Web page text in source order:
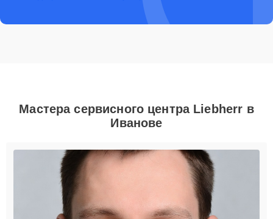
Мастера сервисного центра Liebherr в
Иванове